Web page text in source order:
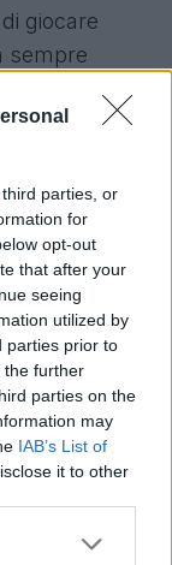
parties, or
for
opt-out
that after your
seeing
utilized by
parties prior to
the further
parties on the
may
IAB’s List of
it to other
giocare
sempre
questa
il rapporto
in tanti a
ma ho
nel 4-3-3
a usare